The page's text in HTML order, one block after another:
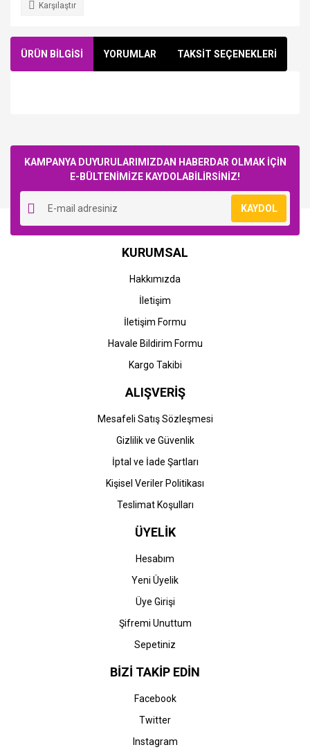
Karşılaştır
ÜRÜN BİLGİSİ YORUMLAR TAKSİT SEÇENEKLERİ
KAMPANYA DUYURULARIMIZDAN HABERDAR OLMAK İÇİN
E-BÜLTENİMİZE KAYDOLABİLİRSİNİZ!
KAYDOL
KURUMSAL
Hakkımızda
İletişim
İletişim Formu
Havale Bildirim Formu
Kargo Takibi
ALIŞVERİŞ
Mesafeli Satış Sözleşmesi
Gizlilik ve Güvenlik
İptal ve İade Şartları
Kişisel Veriler Politikası
Teslimat Koşulları
ÜYELİK
Hesabım
Yeni Üyelik
Üye Girişi
Şifremi Unuttum
Sepetiniz
BİZİ TAKİP EDİN
Facebook
Twitter
Instagram